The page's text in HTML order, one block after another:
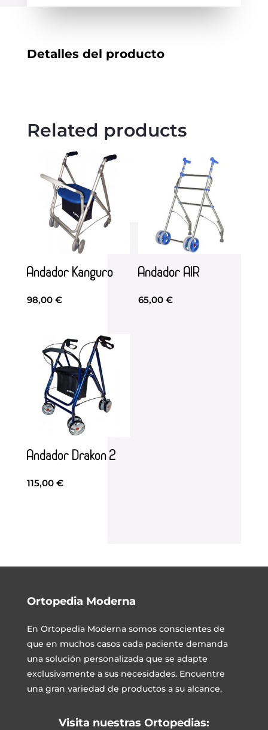
Detalles del producto
Related products
Andador Kanguro
98,00 €
Andador AIR
65,00€
Andador Drakon 2
115,00 €
Ortopedia Moderna
En Ortopedia Modernasomos conscientes de
que en muchos casos cada paciente demanda
una solución personalizada que se adapte
exclusivamente a sus necesidades. Encuentre
una gran variedad de productos a su alcance.
Visita nuestras Ortopedias: